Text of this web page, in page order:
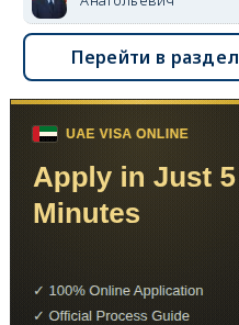
Перейти в раздел